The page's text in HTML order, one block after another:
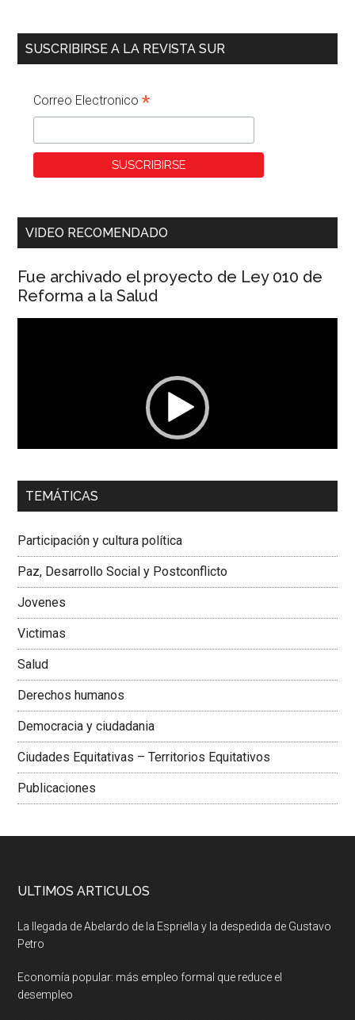
SUSCRIBIRSE A LA REVISTA SUR
Correo Electronico*
VIDEO RECOMENDADO
Fue archivado el proyecto de Ley 010 de
Reforma a la Salud
00:00 01:04
Colombiana
TEMÁTICAS
Participación y cultura política
Paz, Desarrollo Social y Postconflicto
Jovenes
Victimas
Salud
Derechos humanos
Democracia y ciudadania
Ciudades Equitativas – Territorios Equitativos
Publicaciones
ULTIMOS ARTICULOS
La llegada de Abelardo de la Espriella y la despedida de Gustavo
Petro
Economía popular: más empleo formal que reduce el
desempleo